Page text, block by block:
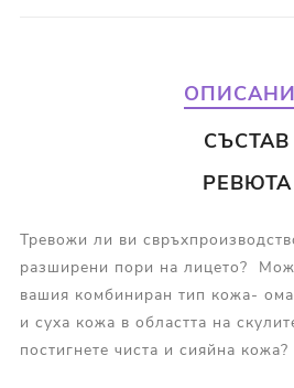
СЪСТАВ
РЕВЮТА
Тревожи ли ви
разширени пори на лицето?
вашия комбиниран тип кожа-
и суха кожа в областта на
постигнете чиста и сияйна кожа?